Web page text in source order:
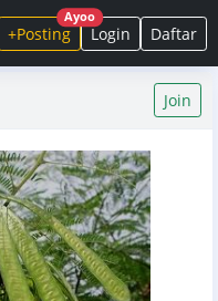
+Posting
Ayoo
Login Daftar
Join